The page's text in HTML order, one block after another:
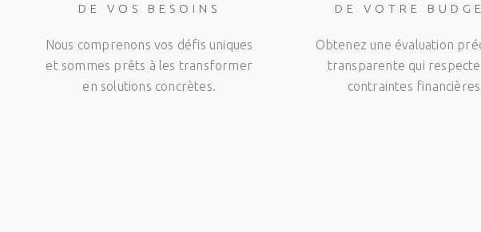
DE VOS BESOINS
Nous comprenons vos défis uniques
et sommes prêts à les transformer
en solutions concrètes.
DE VOTRE
Obtenez une évaluation
transparente qui
contraintes